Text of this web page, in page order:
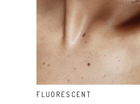
AÑADIR AL CARRITO
FLUORESCENT